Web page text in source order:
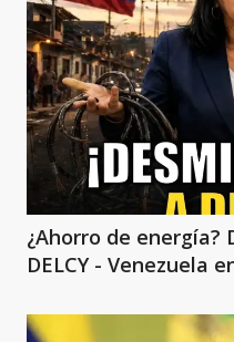
¿Ahorro de energía?
DELCY - Venezuela